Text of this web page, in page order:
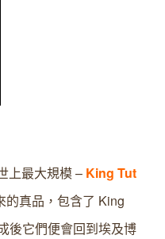
上最大規模 – King Tut
的真品，包含了 King
後它們便會回到埃及博